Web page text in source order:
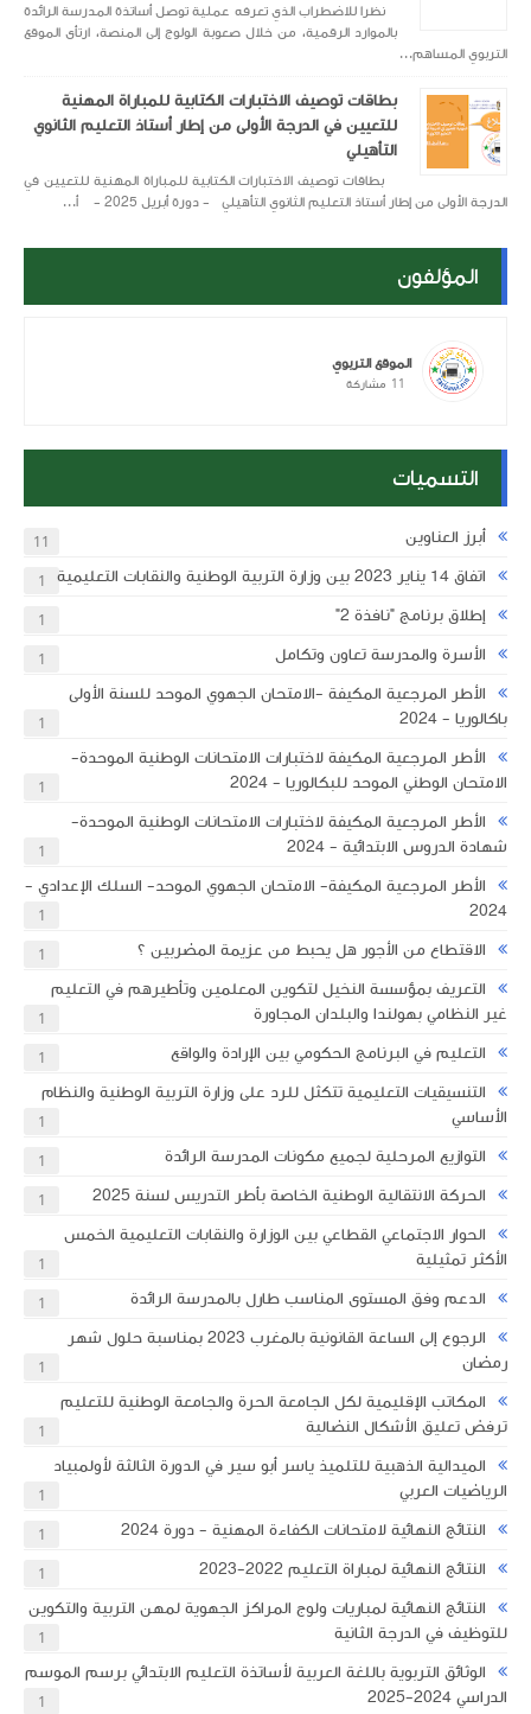
نظرا للاضطراب الذي تعرفه عملية توصل أساتذة المدرسة الرائدة
بالموارد الرقمية، من خلال صعوبة الولوج إلى المنصة، ارتأى الموقع
التربوي المساهم...
بطاقات توصيف الاختبارات الكتابية للمباراة المهنية
للتعيين في الدرجة الأولى من إطار أستاذ التعليم الثانوي
التأهيلي
بطاقات توصيف الاختبارات الكتابية للمباراة المهنية للتعيين في
الدرجة الأولى من إطار أستاذ التعليم الثانوي التأهيلي - دورة أبريل 2025 - أ...
المؤلفون
الموقع التربوي
11 مشاركة
التسميات
أبرز العناوين 11
اتفاق 14 يناير 2023 بين وزارة التربية الوطنية والنقابات التعليمية 1
إطلاق برنامج "نافذة 2" 1
الأسرة والمدرسة تعاون وتكامل 1
الأطر المرجعية المكيفة -الامتحان الجهوي الموحد للسنة الأولى
باكالوريا - 2024
1
الأطر المرجعية المكيفة لاختبارات الامتحانات الوطنية الموحدة- ​
الامتحان الوطني الموحد للبكالوريا - 2024
1
الأطر المرجعية المكيفة لاختبارات الامتحانات الوطنية الموحدة-
شهادة الدروس الابتدائية - 2024
1
الأطر المرجعية المكيفة- الامتحان الجهوي الموحد- السلك الإعدادي -
2024
1
الاقتطاع من الأجور هل يحبط من عزيمة المضربين ؟ 1
التعريف بمؤسسة النخيل لتكوين المعلمين وتأطيرهم في التعليم
غير النظامي بهولندا والبلدان المجاورة
1
التعليم في البرنامج الحكومي بين الإرادة والواقع 1
التنسيقيات التعليمية تتكثل للرد على وزارة التربية الوطنية والنظام
الأساسي
1
التوازيع المرحلية لجميع مكونات المدرسة الرائدة 1
الحركة الانتقالية الوطنية الخاصة بأطر التدريس لسنة 2025 1
الحوار الاجتماعي القطاعي بين الوزارة والنقابات التعليمية الخمس
الأكثر تمثيلية
1
الدعم وفق المستوى المناسب طارل بالمدرسة الرائدة 1
الرجوع إلى الساعة القانونية بالمغرب 2023 بمناسبة حلول شهر
رمضان
1
المكاتب الإقليمية لكل الجامعة الحرة والجامعة الوطنية للتعليم
ترفض تعليق الأشكال النضالية
1
الميدالية الذهبية للتلميذ ياسر أبو سير في الدورة الثالثة لأولمبياد
الرياضيات العربي
1
النتائج النهائية لامتحانات الكفاءة المهنية - دورة 2024 1
النتائج النهائية لمباراة التعليم 2022-2023 1
النتائج النهائية لمباريات ولوج المراكز الجهوية لمهن التربية والتكوين
للتوظيف في الدرجة الثانية
1
الوثائق التربوية باللغة العربية لأساتذة التعليم الابتدائي برسم الموسم
الدراسي 2024-2025
1